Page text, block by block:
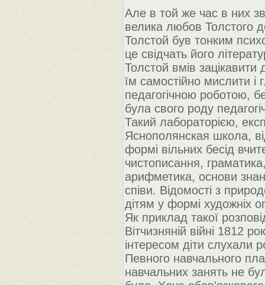
Але в той же час в них
велика любов Толстого
Толстой був тонким
це свідчать його
Толстой вмів зацікавити
їм самостійно мислити і
педагогічною роботою,
була свого роду
Такий лабораторією,
Яснополянская школа,
формі вільних бесід
чистописання, граматика,
арифметика, основи
співи. Відомості з
дітям у формі художніх
Як приклад такої
Вітчизняній війні 1812
інтересом діти слухали
Певного навчального
навчальних занять не